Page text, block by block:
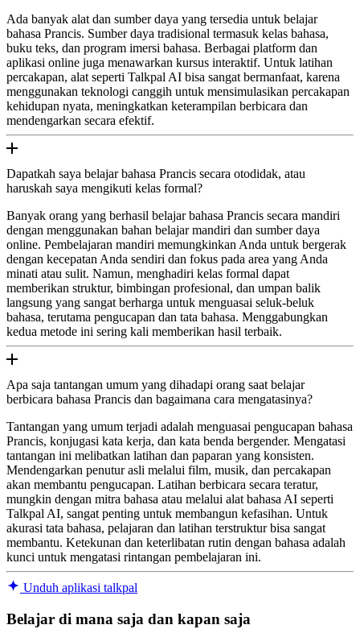
Ada banyak alat dan sumber daya yang tersedia untuk belajar
bahasa Prancis. Sumber daya tradisional termasuk kelas bahasa,
buku teks, dan program imersi bahasa. Berbagai platform dan
aplikasi online juga menawarkan kursus interaktif. Untuk latihan
percakapan, alat seperti Talkpal AI bisa sangat bermanfaat, karena
menggunakan teknologi canggih untuk mensimulasikan percakapan
kehidupan nyata, meningkatkan keterampilan berbicara dan
mendengarkan secara efektif.
Dapatkah saya belajar bahasa Prancis secara otodidak, atau
haruskah saya mengikuti kelas formal?
Banyak orang yang berhasil belajar bahasa Prancis secara mandiri
dengan menggunakan bahan belajar mandiri dan sumber daya
online. Pembelajaran mandiri memungkinkan Anda untuk bergerak
dengan kecepatan Anda sendiri dan fokus pada area yang Anda
minati atau sulit. Namun, menghadiri kelas formal dapat
memberikan struktur, bimbingan profesional, dan umpan balik
langsung yang sangat berharga untuk menguasai seluk-beluk
bahasa, terutama pengucapan dan tata bahasa. Menggabungkan
kedua metode ini sering kali memberikan hasil terbaik.
Apa saja tantangan umum yang dihadapi orang saat belajar
berbicara bahasa Prancis dan bagaimana cara mengatasinya?
Tantangan yang umum terjadi adalah menguasai pengucapan bahasa
Prancis, konjugasi kata kerja, dan kata benda bergender. Mengatasi
tantangan ini melibatkan latihan dan paparan yang konsisten.
Mendengarkan penutur asli melalui film, musik, dan percakapan
akan membantu pengucapan. Latihan berbicara secara teratur,
mungkin dengan mitra bahasa atau melalui alat bahasa AI seperti
Talkpal AI, sangat penting untuk membangun kefasihan. Untuk
akurasi tata bahasa, pelajaran dan latihan terstruktur bisa sangat
membantu. Ketekunan dan keterlibatan rutin dengan bahasa adalah
kunci untuk mengatasi rintangan pembelajaran ini.
Unduh aplikasi talkpal
Belajar di mana saja dan kapan saja